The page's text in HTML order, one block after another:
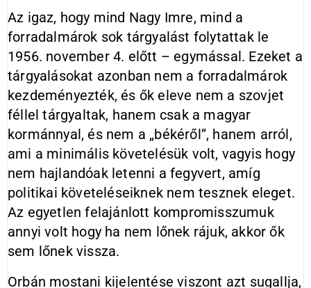
Az igaz, hogy mind Nagy Imre, mind a
forradalmárok sok tárgyalást folytattak le
1956. november 4. előtt – egymással. Ezeket a
tárgyalásokat azonban nem a forradalmárok
kezdeményezték, és ők eleve nem a szovjet
féllel tárgyaltak, hanem csak a magyar
kormánnyal, és nem a „békéről”, hanem arról,
ami a minimális követelésük volt, vagyis hogy
nem hajlandóak letenni a fegyvert, amíg
politikai követeléseiknek nem tesznek eleget.
Az egyetlen felajánlott kompromisszumuk
annyi volt hogy ha nem lőnek rájuk, akkor ők
sem lőnek vissza.
Orbán mostani kijelentése viszont azt sugallja,